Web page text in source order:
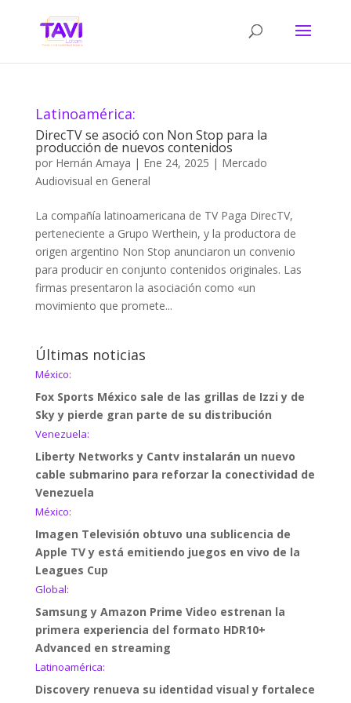
Latinoamérica:
DirecTV se asoció con Non Stop para la
producción de nuevos contenidos
por Hernán Amaya | Ene 24, 2025 | Mercado
Audiovisual en General
La compañía latinoamericana de TV Paga DirecTV,
perteneciente a Grupo Werthein, y la productora de
origen argentino Non Stop anunciaron un convenio
para producir en conjunto contenidos originales. Las
firmas presentaron la asociación como «un
movimiento que promete...
Últimas noticias
México:
Fox Sports México sale de las grillas de Izzi y de
Sky y pierde gran parte de su distribución
Venezuela:
Liberty Networks y Cantv instalarán un nuevo
cable submarino para reforzar la conectividad de
Venezuela
México:
Imagen Televisión obtuvo una sublicencia de
Apple TV y está emitiendo juegos en vivo de la
Leagues Cup
Global:
Samsung y Amazon Prime Video estrenan la
primera experiencia del formato HDR10+
Advanced en streaming
Latinoamérica:
Discovery renueva su identidad visual y fortalece